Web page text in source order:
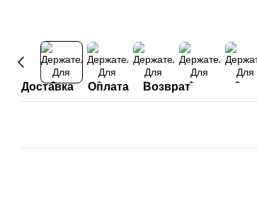
Доставка Оплата Возврат